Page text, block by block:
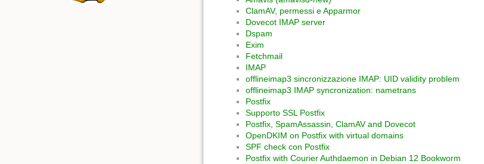
ClamAV, permessi e Apparmor
Dovecot IMAP server
Dspam
Exim
Fetchmail
IMAP
offlineimap3 sincronizzazione IMAP: UID validity problem
offlineimap3 IMAP syncronization: nametrans
Postfix
Supporto SSL Postfix
Postfix, SpamAssassin, ClamAV and Dovecot
OpenDKIM on Postfix with virtual domains
SPF check con Postfix
Postfix with Courier Authdaemon in Debian 12 Bookworm